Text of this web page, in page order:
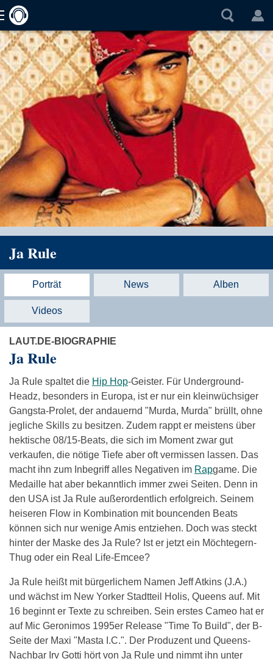
Ja Rule
Porträt News Alben
Videos
LAUT.DE-BIOGRAPHIE
Ja Rule
Ja Rule spaltet die Hip Hop-Geister. Für Underground-
Headz, besonders in Europa, ist er nur ein kleinwüchsiger
Gangsta-Prolet, der andauernd "Murda, Murda" brüllt, ohne
jegliche Skills zu besitzen. Zudem rappt er meistens über
hektische 08/15-Beats, die sich im Moment zwar gut
verkaufen, die nötige Tiefe aber oft vermissen lassen. Das
macht ihn zum Inbegriff alles Negativen im Rapgame. Die
Medaille hat aber bekanntlich immer zwei Seiten. Denn in
den USA ist Ja Rule außerordentlich erfolgreich. Seinem
heiseren Flow in Kombination mit bouncenden Beats
können sich nur wenige Amis entziehen. Doch was steckt
hinter der Maske des Ja Rule? Ist er jetzt ein Möchtegern-
Thug oder ein Real Life-Emcee?
Ja Rule heißt mit bürgerlichem Namen Jeff Atkins (J.A.)
und wächst im New Yorker Stadtteil Holis, Queens auf. Mit
16 beginnt er Texte zu schreiben. Sein erstes Cameo hat er
auf Mic Geronimos 1995er Release "Time To Build", der B-
Seite der Maxi "Masta I.C.". Der Produzent und Queens-
Nachbar Irv Gotti hört von Ja Rule und nimmt ihn unter